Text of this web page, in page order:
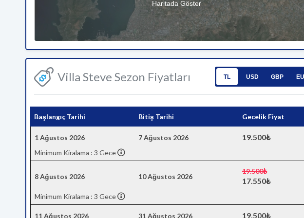
Haritada Göster
Villa Steve Sezon Fiyatları TL USD GBP
Başlangıç Tarihi Bitiş Tarihi Gecelik Fiyat
1 Ağustos 2026 7 Ağustos 2026 19.500₺
Minimum Kiralama : 3 Gece
8 Ağustos 2026 10 Ağustos 2026
19.500₺
17.550₺
Minimum Kiralama : 3 Gece
11 Ağustos 2026 31 Ağustos 2026 19.500₺